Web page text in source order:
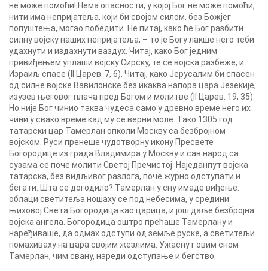
не може помоћи! Нема опасности, у којој Бог не може помоћи,
нити има непријатеља, који би својом силом, без Божјег
попуштења, могао победити. Не питај, како ће Бог разбити
силну војску наших непријатеља, – то је Богу лакше него теби
удахнути и издахнути ваздух. Читај, како Бог једним
привиђењем уплаши војску Сирску, те се војска разбеже, и
Израиљ спасе (II Царев. 7, 6). Читај, како Јерусалим би спасен
од силне војске Вавилонске без икаква напора цара Језекије,
изузев његовог плача пред Богом и молитве (II Царев. 19, 35).
Но није Бог чинио таква чудеса само у древно време него их
чини у свако време кад му се верни моле. Тако 1305 год.
татарски цар Тамерлан опколи Москву са безбројном
војском. Руси пренеше чудотворну икону Пресвете
Богородице из града Владимира у Москву и сав народ са
сузама се поче молити Светој Пречистој. Наједанпут војска
татарска, без видљивог разлога, поче журно одступати и
бегати. Шта се догодило? Тамерлан у сну имаде виђење:
облаци светитеља ношаху се под небесима, у средини
њиховој Света Богородица као царица, и још даље безбројна
војска ангела. Богородица оштро прећаше Тамерлану и
наређиваше, да одмах одступи од земље руске, а светитељи
помахиваху на цара својим жезлима. Ужаснут овим сном
Тамерлан, чим свану, нареди одступање и бегство.